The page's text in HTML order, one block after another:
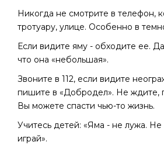
Никогда не смотрите в телефон,
тротуару, улице. Особенно в
Если видите яму - обходите ее.
что она «небольшая».
Звоните в 112, если видите
пишите в «Добродел». Не ждите,
Вы можете спасти чью-то жизнь.
Учитесь детей: «Яма - не лужа.
играй».